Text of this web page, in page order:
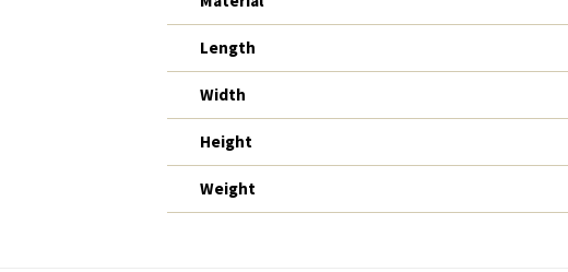
Length
Width
Height
Weight